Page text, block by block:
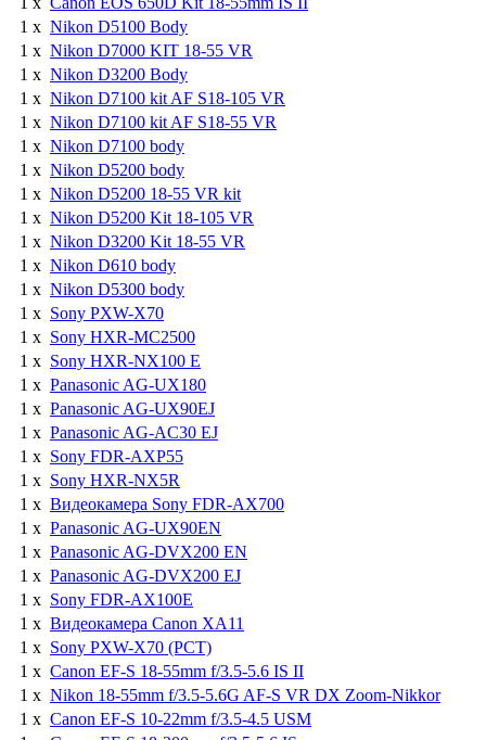
1 x Nikon D5100 Body
1 x Nikon D7000 KIT 18-55 VR
1 x Nikon D3200 Body
1 x Nikon D7100 kit AF S18-105 VR
1 x Nikon D7100 kit AF S18-55 VR
1 x Nikon D7100 body
1 x Nikon D5200 body
1 x Nikon D5200 18-55 VR kit
1 x Nikon D5200 Kit 18-105 VR
1 x Nikon D3200 Kit 18-55 VR
1 x Nikon D610 body
1 x Nikon D5300 body
1 x Sony PXW-X70
1 x Sony HXR-MC2500
1 x Sony HXR-NX100 E
1 x Panasonic AG-UX180
1 x Panasonic AG-UX90EJ
1 x Panasonic AG-AC30 EJ
1 x Sony FDR-AXP55
1 x Sony HXR-NX5R
1 x Видеокамера Sony FDR-AX700
1 x Panasonic AG-UX90EN
1 x Panasonic AG-DVX200 EN
1 x Panasonic AG-DVX200 EJ
1 x Sony FDR-AX100E
1 x Видеокамера Canon XA11
1 x Sony PXW-X70 (РСТ)
1 x Canon EF-S 18-55mm f/3.5-5.6 IS II
1 x Nikon 18-55mm f/3.5-5.6G AF-S VR DX Zoom-Nikkor
1 x Canon EF-S 10-22mm f/3.5-4.5 USM